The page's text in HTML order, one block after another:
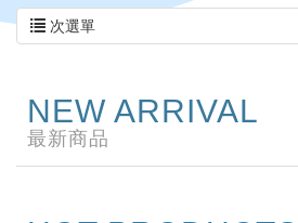
次選單
NEW ARRIVAL
最新商品